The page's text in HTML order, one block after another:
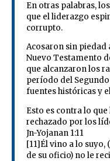
En otras palabras,
que el liderazgo
corrupto.
Acosaron sin piedad
Nuevo Testamento
que alcanzaron los
período del
fuentes históricas y
Esto es contra lo que
rechazado por los
Jn-Yojanan 1:11
[11]Él vino a lo suyo,
de su oficio) no le